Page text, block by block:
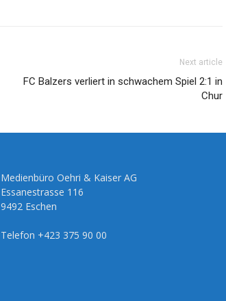
Next article
FC Balzers verliert in schwachem Spiel 2:1 in
Chur
Medienbüro Oehri & Kaiser AG
Essanestrasse 116
9492 Eschen
Telefon +423 375 90 00